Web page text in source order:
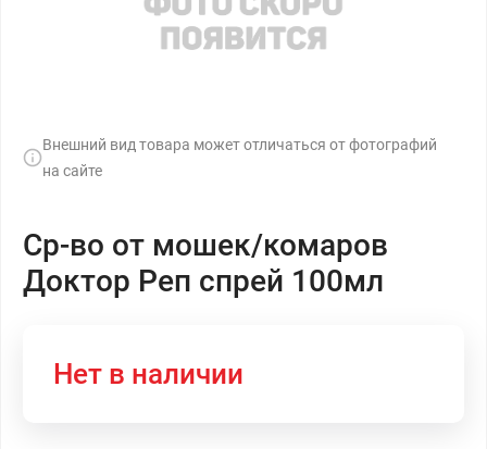
Внешний вид товара может отличаться от фотографий
на сайте
Ср-во от мошек/комаров
Доктор Реп спрей 100мл
Нет в наличии